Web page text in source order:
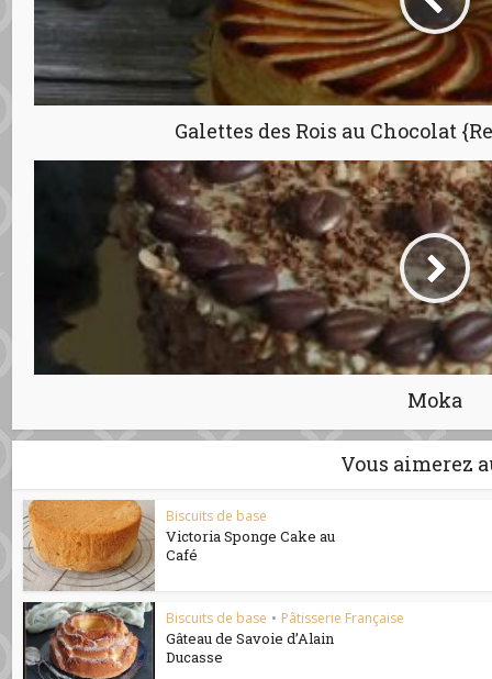
Galettes des Rois au Chocolat
Moka
Vous aimerez
Biscuits de base
Victoria Sponge Cake au
Café
Biscuits de base • Pâtisserie Française
Gâteau de Savoie d’Alain
Ducasse